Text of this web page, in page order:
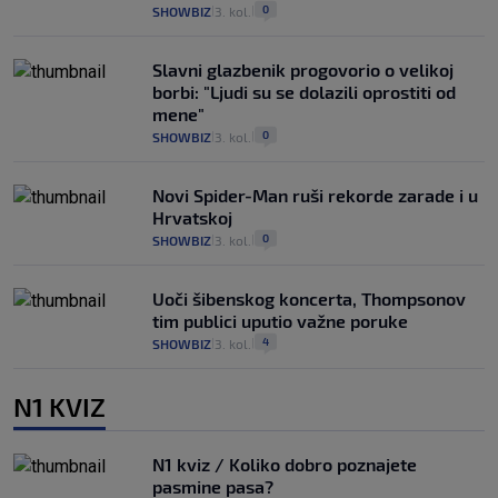
SHOWBIZ 3. kol. 0
Slavni glazbenik progovorio o velikoj
borbi: "Ljudi su se dolazili oprostiti od
mene"
SHOWBIZ 3. kol. 0
Novi Spider-Man ruši rekorde zarade i u
Hrvatskoj
SHOWBIZ 3. kol. 0
Uoči šibenskog koncerta, Thompsonov
tim publici uputio važne poruke
SHOWBIZ 3. kol. 4
N1 KVIZ
N1 kviz / Koliko dobro poznajete
pasmine pasa?